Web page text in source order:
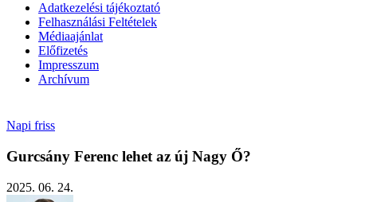
Adatkezelési tájékoztató
Felhasználási Feltételek
Médiaajánlat
Előfizetés
Impresszum
Archívum
Napi friss
Gurcsány Ferenc lehet az új Nagy Ő?
2025. 06. 24.